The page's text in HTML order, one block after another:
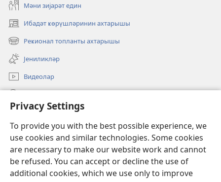
Privacy Settings
To provide you with the best possible experience, we
use cookies and similar technologies. Some cookies
are necessary to make our website work and cannot
be refused. You can accept or decline the use of
additional cookies, which we use only to improve
Мәни зијарәт един
Ибадәт ҝөрүшләринин ахтарышы
(opens
new
window)
Реҝионал топланты ахтарышы
(opens
new
window)
Јениликләр
Видеолар
(opens
window)Ҝөзәтчи гүлләсинин онлајн китабханасы
(opens
new
window)JW Hub ®
(opens